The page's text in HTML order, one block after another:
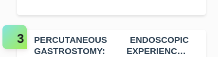
PERCUTANEOUS ENDOSCOPIC
GASTROSTOMY: EXPERIENCES